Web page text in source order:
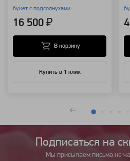
букет с подсолнухами
16 500 ₽
Купить в 1 клик
В корзину
Подписаться на
Мы присылаем письма не